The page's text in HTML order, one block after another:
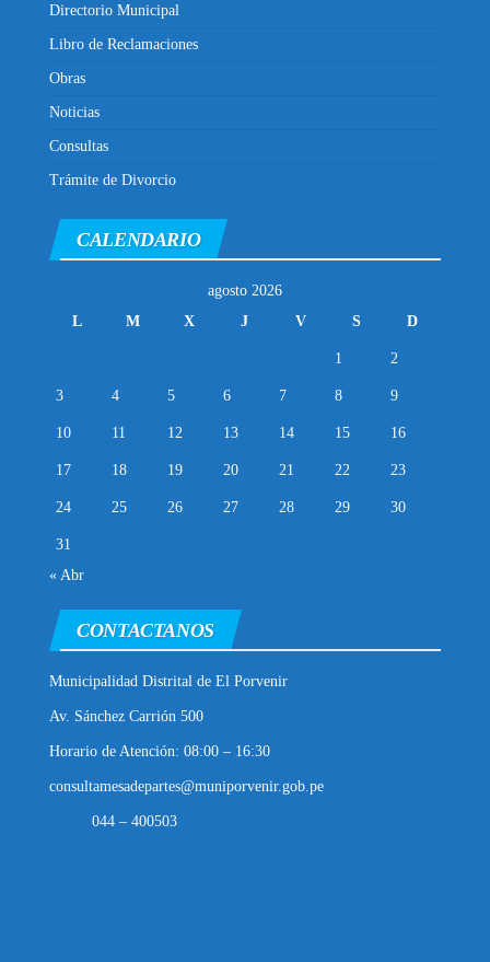
Directorio Municipal
Libro de Reclamaciones
Obras
Noticias
Consultas
Trámite de Divorcio
CALENDARIO
agosto 2026
L
M X J V S D
1 2
3 4 5 6 7 8 9
10 11 12 13 14 15 16
17 18 19 20 21 22 23
24 25 26 27 28 29 30
31
« Abr
CONTACTANOS
Municipalidad Distrital de El Porvenir
Av. Sánchez Carrión 500
Horario de Atención: 08:00 – 16:30
consultamesadepartes@muniporvenir.gob.pe
044 – 400503